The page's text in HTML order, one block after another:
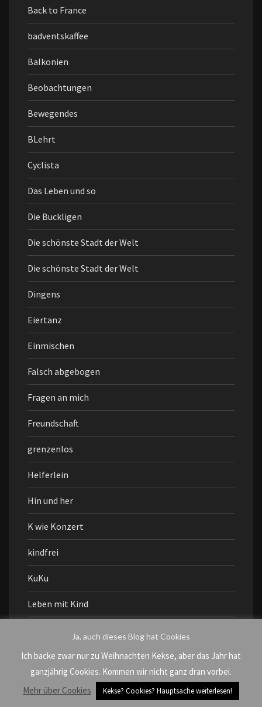
Back to France
badventskaffee
Balkonien
Beobachtungen
Bewegendes
BLehrt
Cyclista
Das Leben und so
Die Buckligen
Die schönste Stadt der Welt
Die schönste Stadt der Welt
Dingens
Eiertanz
Einmischen
Falsch abgebogen
Fragen an mich
Freundschaft
grenzenlos
Helferlein
Hin und her
K wie Konzert
kindfrei
KuKu
Leben mit Kind
möööp
Ja, auch dieses Blog hat Cookies
Ich backe zwar nur zu Weihnachten Kekse, aber das Jahr hat
ganzjährig Cookies. Kommen wir nicht ganz dran vorbei.
Mehr über Cookies
Kekse? Cookies? Hauptsache weiterlesen!